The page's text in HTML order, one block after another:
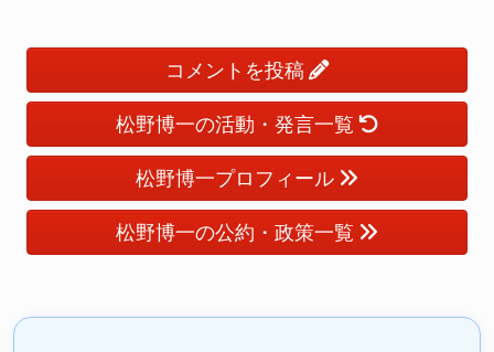
コメントを投稿
松野博一の活動・発言一覧
松野博一プロフィール
松野博一の公約・政策一覧